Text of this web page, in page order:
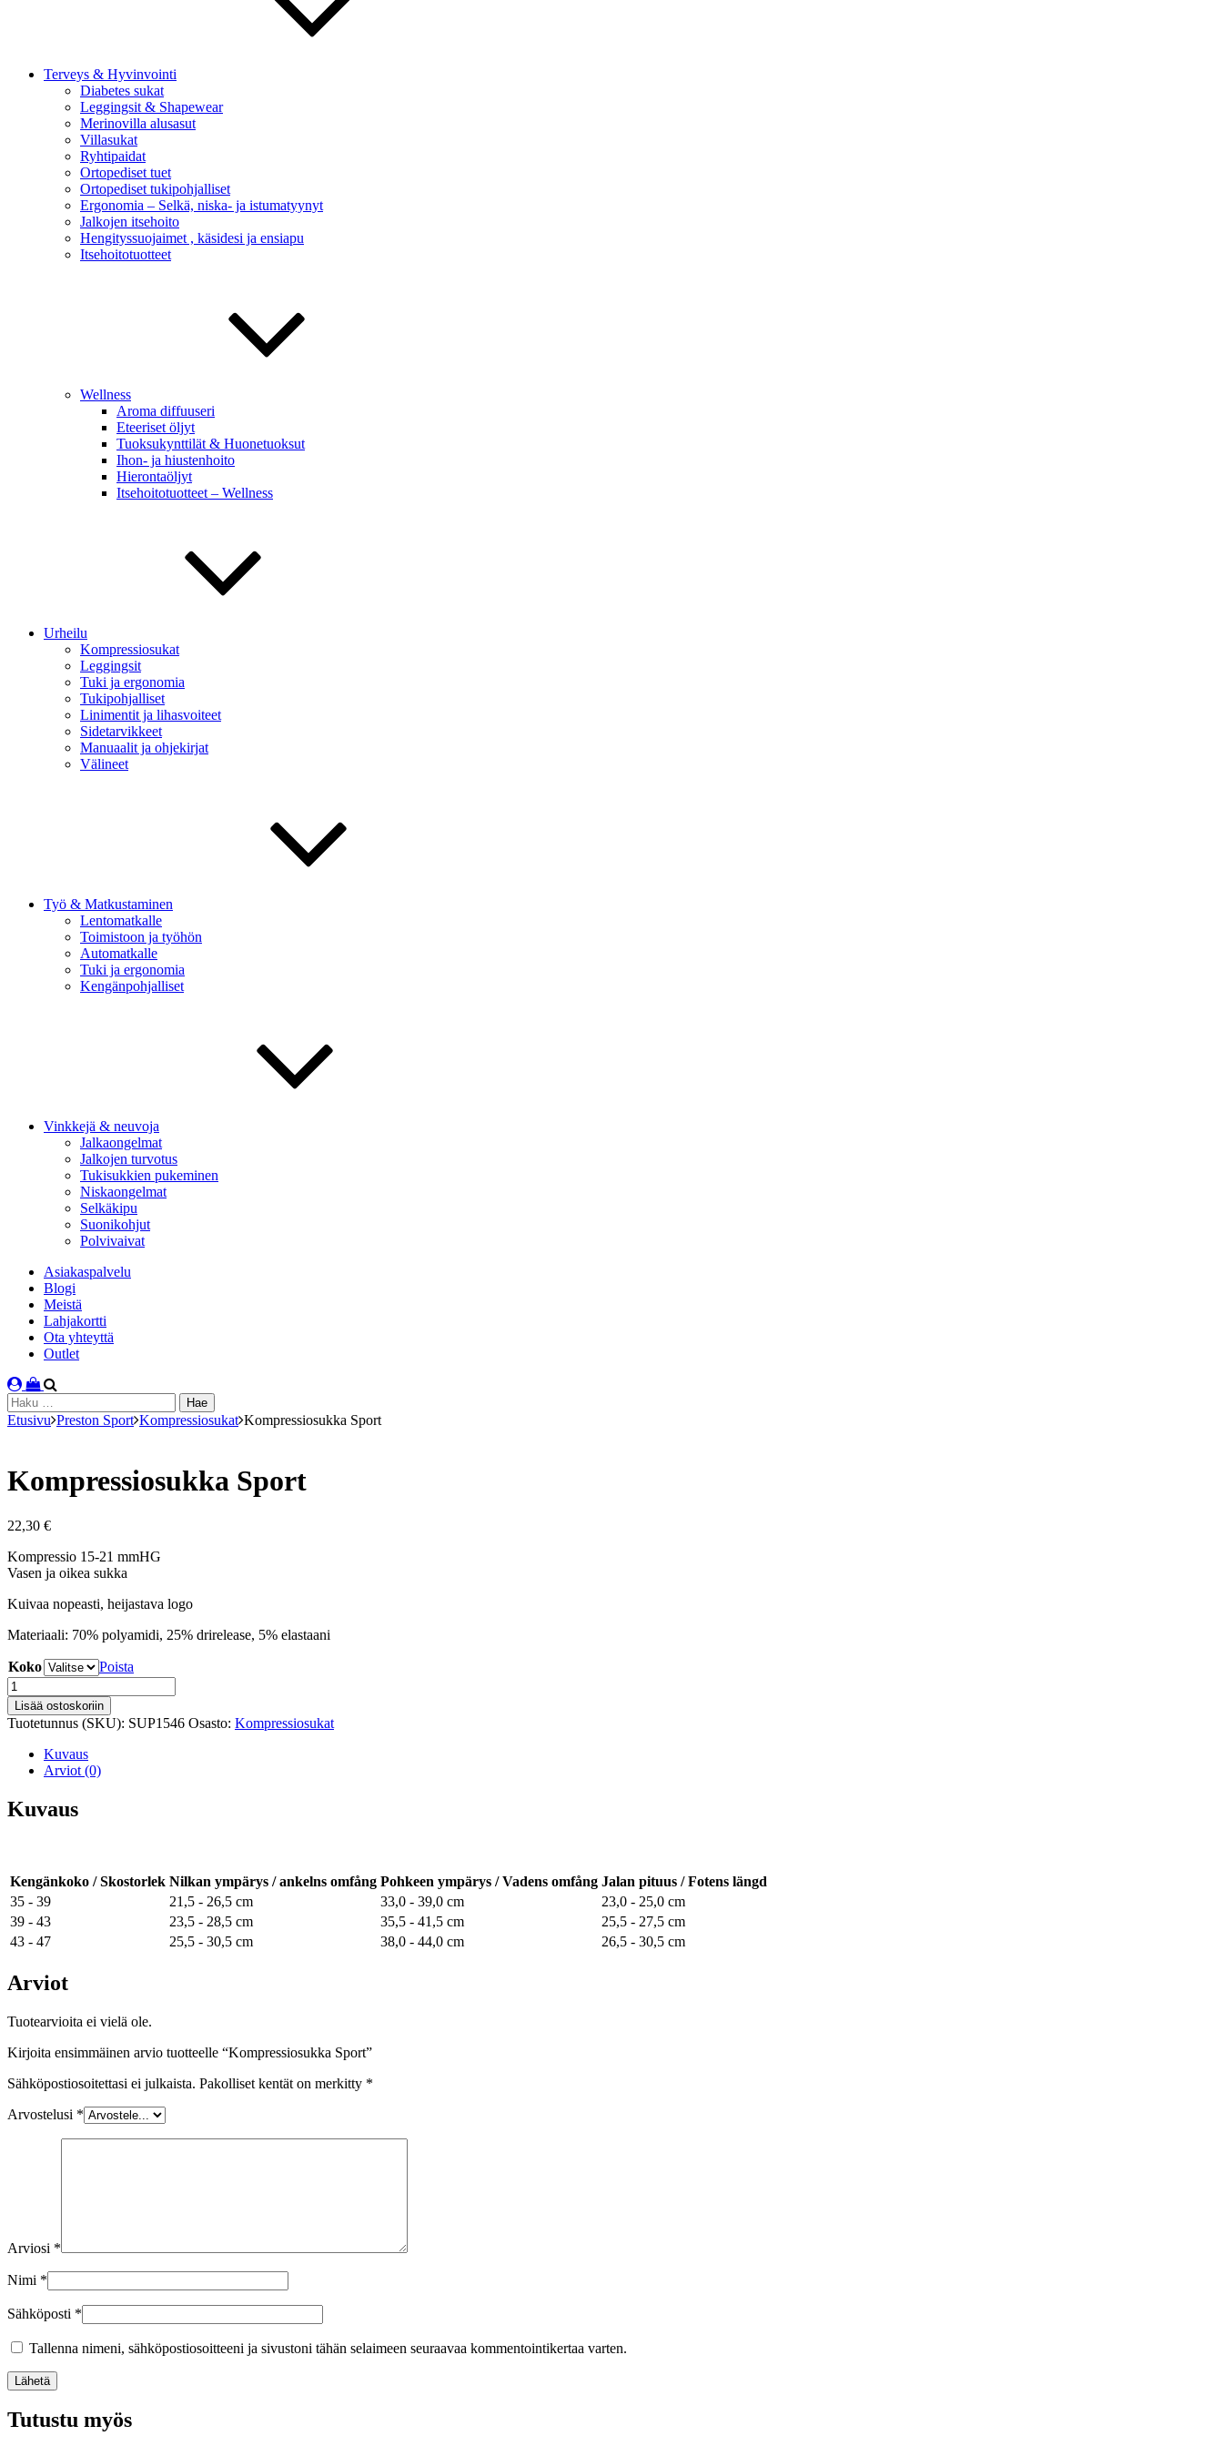
Terveys & Hyvinvointi
Diabetes sukat
Leggingsit & Shapewear
Merinovilla alusasut
Villasukat
Ryhtipaidat
Ortopediset tuet
Ortopediset tukipohjalliset
Ergonomia – Selkä, niska- ja istumatyynyt
Jalkojen itsehoito
Hengityssuojaimet , käsidesi ja ensiapu
Itsehoitotuotteet
Wellness
Aroma diffuuseri
Eteeriset öljyt
Tuoksukynttilät & Huonetuoksut
Ihon- ja hiustenhoito
Hierontaöljyt
Itsehoitotuotteet – Wellness
Urheilu
Kompressiosukat
Leggingsit
Tuki ja ergonomia
Tukipohjalliset
Linimentit ja lihasvoiteet
Sidetarvikkeet
Manuaalit ja ohjekirjat
Välineet
Työ & Matkustaminen
Lentomatkalle
Toimistoon ja työhön
Automatkalle
Tuki ja ergonomia
Kengänpohjalliset
Vinkkejä & neuvoja
Jalkaongelmat
Jalkojen turvotus
Tukisukkien pukeminen
Niskaongelmat
Selkäkipu
Suonikohjut
Polvivaivat
Asiakaspalvelu
Blogi
Meistä
Lahjakortti
Ota yhteyttä
Outlet
Haku:
Etusivu Preston Sport Kompressiosukat Kompressiosukka Sport
Kompressiosukka Sport
22,30 €
Kompressio 15-21 mmHG
Vasen ja oikea sukka
Kuivaa nopeasti, heijastava logo
Materiaali: 70% polyamidi, 25% drirelease, 5% elastaani
Koko
Poista
Kompressiosukka
Sport
määrä
Lisää ostoskoriin
Tuotetunnus (SKU): SUP1546 Osasto: Kompressiosukat
Kuvaus
Arviot (0)
Kuvaus
Kengänkoko / Skostorlek Nilkan ympärys / ankelns omfång Pohkeen ympärys / Vadens omfång Jalan pituus / Fotens längd
35 - 39
21,5 - 26,5 cm 33,0 - 39,0 cm
23,0 - 25,0 cm
39 - 43
23,5 - 28,5 cm 35,5 - 41,5 cm
25,5 - 27,5 cm
43 - 47
25,5 - 30,5 cm 38,0 - 44,0 cm 26,5 - 30,5 cm
Arviot
Tuotearvioita ei vielä ole.
Kirjoita ensimmäinen arvio tuotteelle “Kompressiosukka Sport”
Sähköpostiosoitettasi ei julkaista. Pakolliset kentät on merkitty *
Arvostelusi *
Arviosi *
Nimi *
Sähköposti *
Tallenna nimeni, sähköpostiosoitteeni ja sivustoni tähän selaimeen seuraavaa kommentointikertaa varten.
Lähetä
Tutustu myös